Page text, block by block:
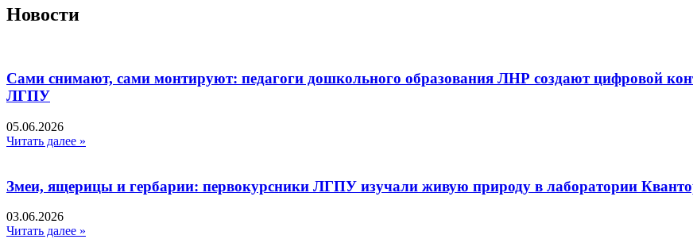
Новости
Сами снимают, сами монтируют: педагоги дошкольного образования ЛНР создают цифровой
ЛГПУ​
05.06.2026
Читать далее »
Змеи, ящерицы и гербарии: первокурсники ЛГПУ изучали живую природу в лаборатории
03.06.2026
Читать далее »